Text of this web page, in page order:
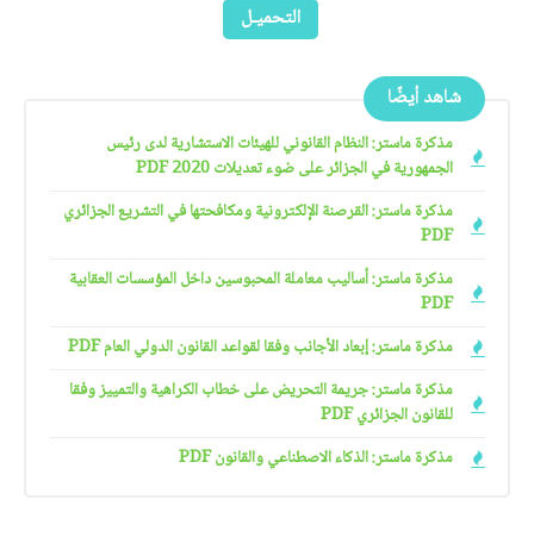
التحميـل
شاهد أيضًا
مذكرة ماستر: النظام القانوني للهيئات الاستشارية لدى رئيس
الجمهورية في الجزائر على ضوء تعديلات 2020 PDF
مذكرة ماستر: القرصنة الإلكترونية ومكافحتها في التشريع الجزائري
PDF
مذكرة ماستر: أساليب معاملة المحبوسين داخل المؤسسات العقابية
PDF
مذكرة ماستر: إبعاد الأجانب وفقا لقواعد القانون الدولي العام PDF
مذكرة ماستر: جريمة التحريض على خطاب الكراهية والتمييز وفقا
للقانون الجزائري PDF
مذكرة ماستر: الذكاء الاصطناعي والقانون PDF